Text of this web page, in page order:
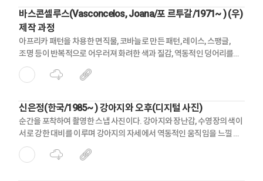
바스콘셀루스(Vasconcelos, Joana/포 르투갈/1971~ ) (우)
제작 과정
아프리카 패턴을 차용한 면직물, 코바늘로 만든 패턴, 레이스, 스팽글,
조명 등이 반복적으로 어우러져 화려한 색과 질감, 역동적인 덩어리를
두드러지게 한다.
신은정(한국/1985~ ) 강아지와 오후(디지털 사진)
순간을 포착하여 촬영한 스냅 사진이다. 강아지와 장난감, 수영장의 색이
서로 강한 대비를 이루며 강아지의 자세에서 역동적인 움직임을 느낄 수
있다.